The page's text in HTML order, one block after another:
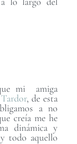
mi amiga
, de esta
a no
creía me he
dinámica y
todo aquello